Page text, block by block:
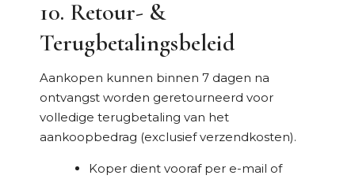
10. Retour- &
Terugbetalingsbeleid
Aankopen kunnen binnen 7 dagen na
ontvangst worden geretourneerd voor
volledige terugbetaling van het
aankoopbedrag (exclusief verzendkosten).
Koper dient vooraf per e-mail of